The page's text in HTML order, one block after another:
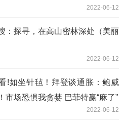
2022-06-12
：探寻，在高山密林深处（美丽
2022-06-12
!如坐针毡！拜登谈通胀：鲍威
市场恐惧我贪婪 巴菲特赢“麻了”
2022-06-12